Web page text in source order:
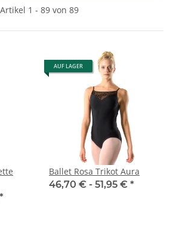
Artikel 1 - 89 von 89
*
AUF LAGER
Ballet Rosa Trikot Aura
46,70 € - 51,95 € *